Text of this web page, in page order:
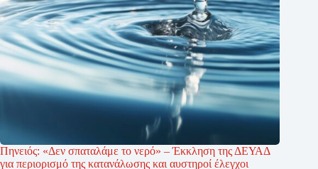
Πηνειός: «Δεν σπαταλάμε το νερό» – Έκκληση της ΔΕΥΑΔ
για περιορισμό της κατανάλωσης και αυστηροί έλεγχοι